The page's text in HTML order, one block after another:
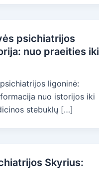
psichiatrijos
nuo praeities iki
ligoninė:
nuo istorijos iki
stebuklų […]
Skyrius: